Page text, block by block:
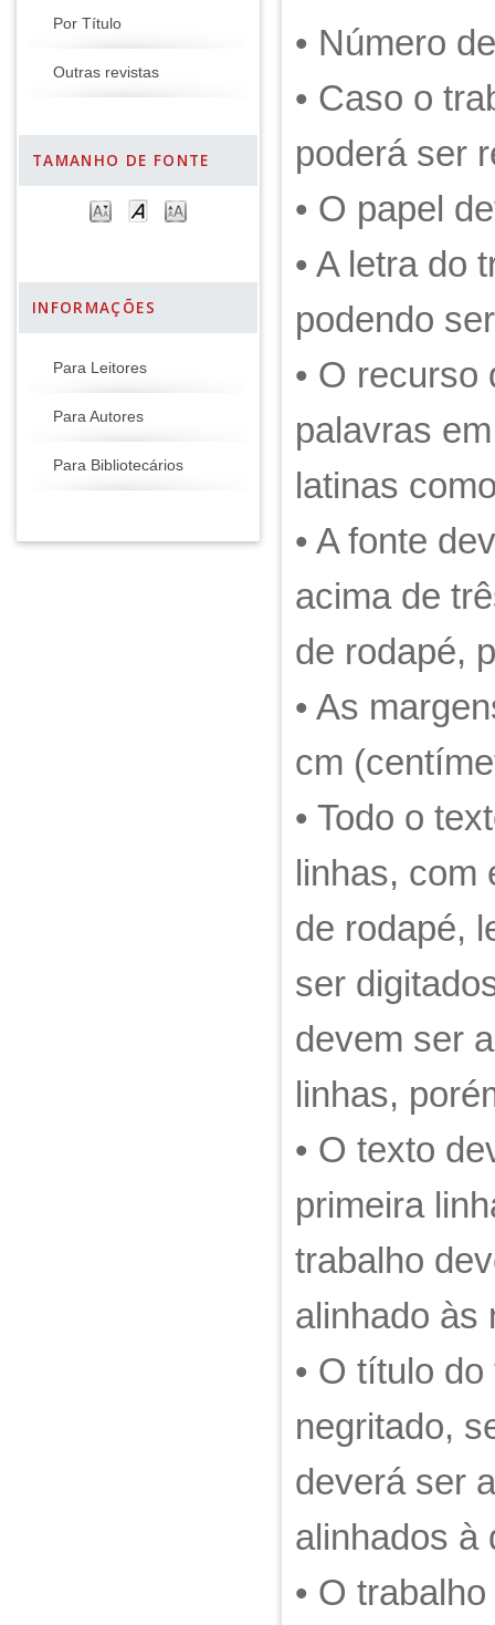
Por Título
Outras revistas
TAMANHO DE FONTE
INFORMAÇÕES
Para Leitores
Para Autores
Para Bibliotecários
• Número
• Caso o
poderá ser
• O papel
• A letra do
podendo
• O recurso
palavras
latinas
• A fonte
acima de
de rodapé,
• As
cm
• Todo o
linhas, com
de rodapé,
ser
devem ser
linhas,
• O texto
primeira
trabalho
alinhado às
• O título
negritado,
deverá ser
alinhados à
• O